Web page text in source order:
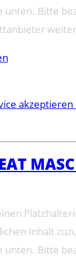
unten. Bitte
Inhalt
unten. Bitte